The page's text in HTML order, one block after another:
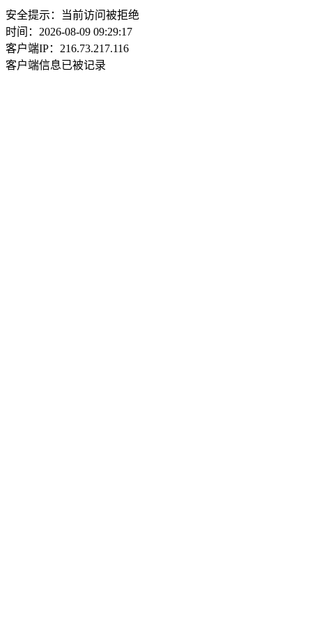
安全提示：当前访问被拒绝
时间：2026-08-09 09:29:17
客户端IP：216.73.217.116
客户端信息已被记录